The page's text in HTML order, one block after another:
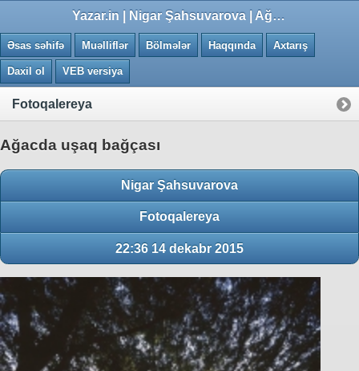
Yazar.in | Nigar Şahsuvarova | Ağacda uşaq bağçası
Əsas səhifə Muəlliflər Bölmələr Haqqında Axtarış
Daxil ol VEB versiya
Fotoqalereya
Ağacda uşaq bağçası
Nigar Şahsuvarova
Fotoqalereya
22:36 14 dekabr 2015